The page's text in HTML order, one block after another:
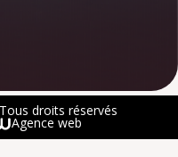
droits réservés
Agence web